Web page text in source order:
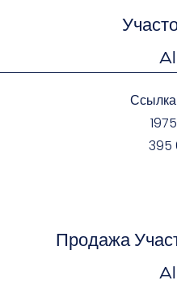
Ссылка
395
Продажа